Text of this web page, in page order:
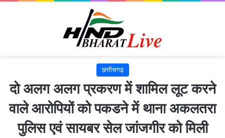
छत्तीसगढ़
दो अलग अलग प्रकरण में शामिल लूट करने
वाले आरोपियों को पकडने में थाना अकलतरा
पुलिस एवं सायबर सेल जांजगीर को मिली